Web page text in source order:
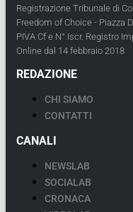
Registrazione Tribunale di
Freedom of Choice - Piazza
PIVA Cf e N° Iscr. Registro
Online dal 14 febbraio 2018
REDAZIONE
CHI SIAMO
CONTATTI
CANALI
NEWSLAB
SOCIALAB
CRONACA